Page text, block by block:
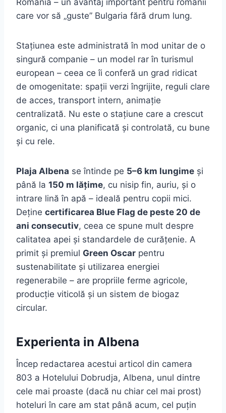
România – un avantaj important pentru românii
care vor să „guste” Bulgaria fără drum lung.
Stațiunea este administrată în mod unitar de o
singură companie – un model rar în turismul
european – ceea ce îi conferă un grad ridicat
de omogenitate: spații verzi îngrijite, reguli clare
de acces, transport intern, animație
centralizată. Nu este o stațiune care a crescut
organic, ci una planificată și controlată, cu bune
și cu rele.
Plaja Albena se întinde pe 5–6 km lungime și
până la 150 m lățime, cu nisip fin, auriu, și o
intrare lină în apă – ideală pentru copii mici.
Deține certificarea Blue Flag de peste 20 de
ani consecutiv, ceea ce spune mult despre
calitatea apei și standardele de curățenie. A
primit și premiul Green Oscar pentru
sustenabilitate și utilizarea energiei
regenerabile – are propriile ferme agricole,
producție viticolă și un sistem de biogaz
circular.
Experienta in Albena
Încep redactarea acestui articol din camera
803 a Hotelului Dobrudja, Albena, unul dintre
cele mai proaste (dacă nu chiar cel mai prost)
hoteluri în care am stat până acum, cel puțin